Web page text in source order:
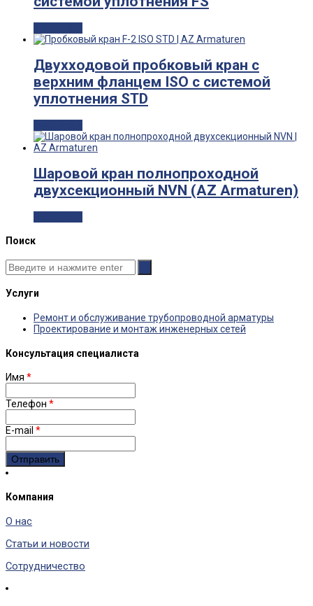
Двухходовой пробковый кран с
верхним фланцем ISO с системой
уплотнения STD
Шаровой кран полнопроходной
двухсекционный NVN (AZ Armaturen)
Поиск
Услуги
Ремонт и обслуживание трубопроводной арматуры
Проектирование и монтаж инженерных сетей
Консультация специалиста
Имя *
Телефон *
E-mail *
Компания
О нас
Статьи и новости
Сотрудничество